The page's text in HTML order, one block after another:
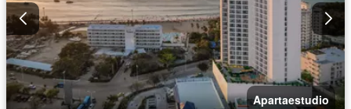
Apartaestudio